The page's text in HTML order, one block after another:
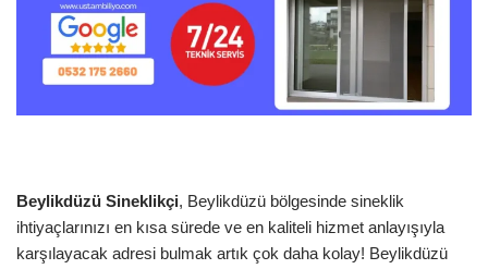
Beylikdüzü Sineklikçi, Beylikdüzü bölgesinde sineklik
ihtiyaçlarınızı en kısa sürede ve en kaliteli hizmet anlayışıyla
karşılayacak adresi bulmak artık çok daha kolay! Beylikdüzü